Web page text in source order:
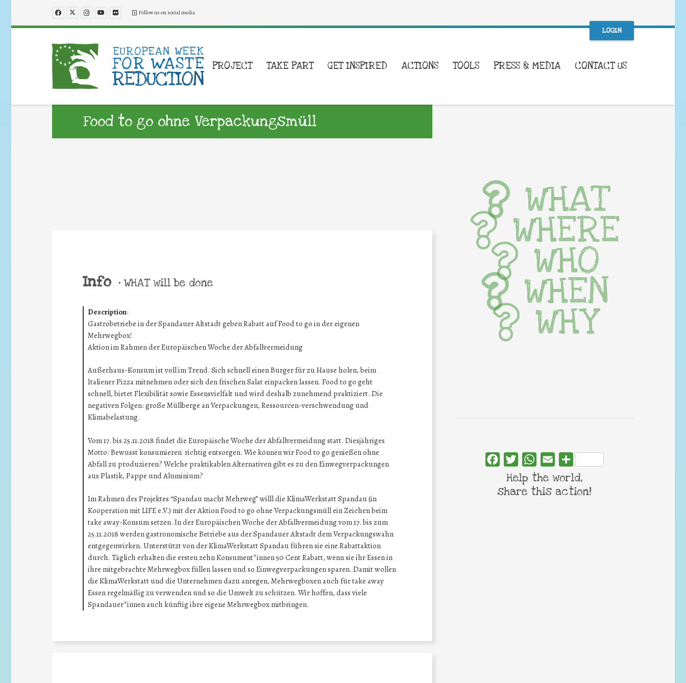
Follow us on social media
LOGIN
PROJECT TAKE PART GET INSPIRED ACTIONS TOOLS PRESS & MEDIA CONTACT US
Food to go ohne Verpackungsmüll
Info • WHAT will be done
Description:
Gastrobetriebe in der Spandauer Altstadt geben Rabatt auf Food to go in der eigenen
Mehrwegbox!
Aktion im Rahmen der Europäischen Woche der Abfallvermeidung
Außerhaus-Konsum ist voll im Trend. Sich schnell einen Burger für zu Hause holen, beim
Italiener Pizza mitnehmen oder sich den frischen Salat einpacken lassen. Food to go geht
schnell, bietet Flexibilität sowie Essensvielfalt und wird deshalb zunehmend praktiziert. Die
negativen Folgen: große Müllberge an Verpackungen, Ressourcen-verschwendung und
Klimabelastung.
Vom 17. bis 25.11.2018 findet die Europäische Woche der Abfallvermeidung statt. Diesjähriges
Motto: Bewusst konsumieren  richtig entsorgen. Wie können wir Food to go genießen ohne
Abfall zu produzieren? Welche praktikablen Alternativen gibt es zu den Einwegverpackungen
aus Plastik, Pappe und Aluminium?
Im Rahmen des Projektes “Spandau macht Mehrweg” willl die KlimaWerkstatt Spandau (in
Kooperation mit LIFE e.V.) mit der Aktion Food to go ohne Verpackungsmüll ein Zeichen beim
take away-Konsum setzen. In der Europäischen Woche der Abfallvermeidung vom 17. bis zum
25.11.2018 werden gastronomische Betriebe aus der Spandauer Altstadt dem Verpackungswahn
entgegenwirken. Unterstützt von der KlimaWerkstatt Spandau führen sie eine Rabattaktion
durch. Täglich erhalten die ersten zehn Konsument*innen 50 Cent Rabatt, wenn sie ihr Essen in
ihre mitgebrachte Mehrwegbox füllen lassen und so Einwegverpackungen sparen. Damit wollen
die KlimaWerkstatt und die Unternehmen dazu anregen, Mehrwegboxen auch für take away
Essen regelmäßig zu verwenden und so die Umwelt zu schützen. Wir hoffen, dass viele
Spandauer*innen auch künftig ihre eigene Mehrwegbox mitbringen.
WHAT
WHERE
WHO
WHEN
WHY
FacebookTwitterWhatsApp
Email Share
Help the world,
share this action!